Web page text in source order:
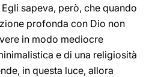
Egli sapeva, però, che quando
profonda con Dio non
in modo mediocre
e di una religiosità
in questa luce, allora